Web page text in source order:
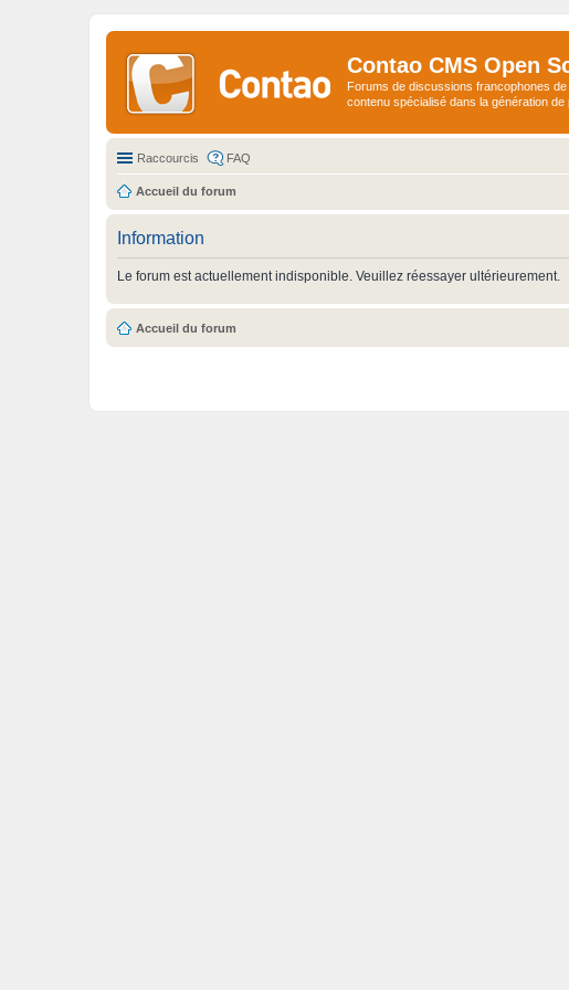
Contao CMS Open
Forums de discussions francophones
contenu spécialisé dans la génération
Raccourcis FAQ
Accueil du forum
Information
Le forum est actuellement indisponible. Veuillez réessayer ultérieurement.
Accueil du forum